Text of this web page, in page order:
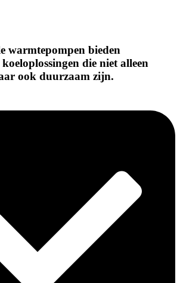
warmtepompen bieden
die niet alleen
ook duurzaam zijn.